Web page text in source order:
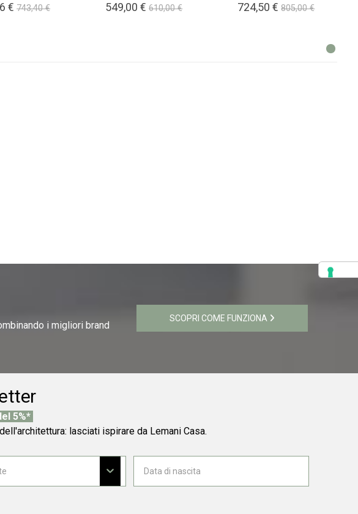
€ 743,40 € 549,00 € 610,00 € 724,50 € 805,00 €
i migliori brand
SCOPRI COME FUNZIONA
5%*
lasciati ispirare da Lemani Casa.